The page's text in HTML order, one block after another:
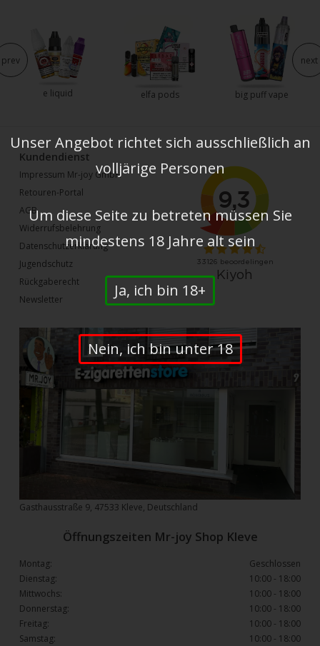
e liquid elfa pods big puff vape
prev next
Kundendienst
Impressum Mr-joy GmbH
Retouren-Portal
AGB
Widerrufsbelehrung
Datenschutzerklärung
Jugendschutz
Rückgaberecht
Newsletter
Gasthausstraße 9, 47533 Kleve, Deutschland
Öffnungszeiten Mr-joy Shop Kleve
Montag:
Geschlossen
Dienstag:
10:00 - 18:00
Mittwochs:
10:00 - 18:00
Donnerstag:
10:00 - 18:00
Freitag:
10:00 - 18:00
Samstag:
10:00 - 18:00
Unser Angebot richtet sich ausschließlich an
volljärige Personen
Um diese Seite zu betreten müssen Sie
mindestens 18 Jahre alt sein
Ja, ich bin 18+
Nein, ich bin unter 18